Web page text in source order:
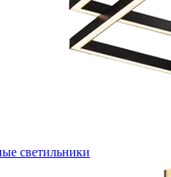
светильники